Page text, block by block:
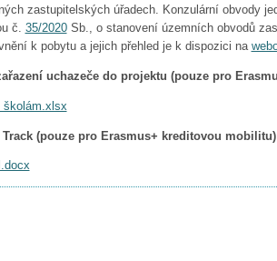
zastupitelských úřadech. Konzulární obvody
č. 35/2020Sb., o stanovení územních obvodů
k pobytu a jejich přehled je k dispozici na
uchazeče do projektu (pouze pro
školám.xlsx
Track (pouze pro Erasmus+ kreditovou